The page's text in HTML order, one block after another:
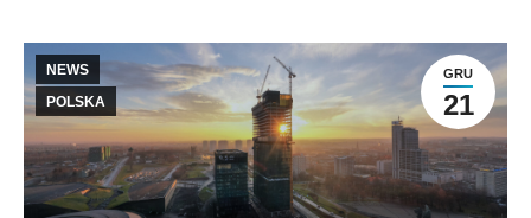
GRU
21
NEWS
POLSKA